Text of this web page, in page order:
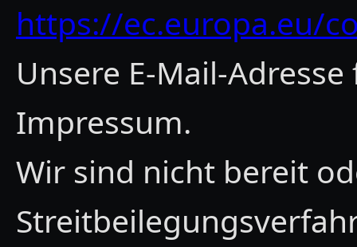
https://ec.europa.eu/
Unsere E-Mail-
Impressum.
Wir sind nicht bereit